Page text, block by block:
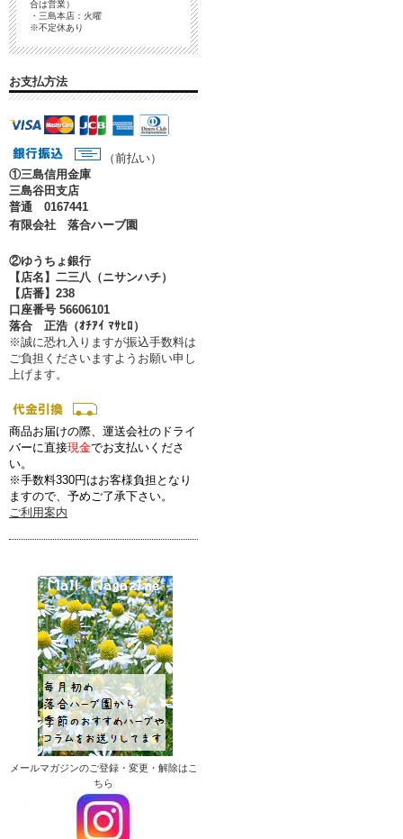
合は営業）
・三島本店：火曜
※不定休あり
お支払方法
（前払い）
①三島信用金庫
三島谷田支店
普通 0167441
有限会社 落合ハーブ園
②ゆうちょ銀行
【店名】二三八（ニサンハチ）
【店番】238
口座番号 56606101
落合 正浩（ｵﾁｱｲ ﾏｻﾋﾛ）
※誠に恐れ入りますが振込手数料は
ご負担くださいますようお願い申し
上げます。
商品お届けの際、運送会社のドライ
バーに直接現金でお支払いくださ
い。
※手数料330円はお客様負担となり
ますので、予めご了承下さい。
ご利用案内
メールマガジンのご登録・変更・解除はこ
ちら